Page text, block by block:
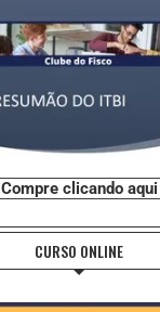
Compre clicando aqui
CURSO ONLINE